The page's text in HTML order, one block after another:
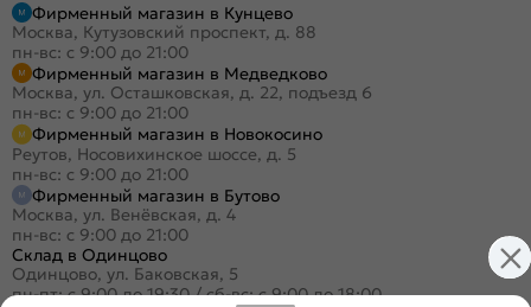
Фирменный магазин в Кунцево
Москва, Кутузовский проспект, д. 88
пн-вс: с 9:00 до 21:00
Фирменный магазин в Медведково
Москва, ул. Осташковская, д. 22, подъезд 6
пн-вс: с 9:00 до 21:00
Фирменный магазин в Новокосино
Реутов, Носовихинское шоссе, д. 5
пн-вс: с 9:00 до 21:00
Фирменный магазин в Бутово
Москва, ул. Венёвская, д. 4
пн-вс: с 9:00 до 21:00
Склад в Одинцово
Одинцово, ул. Баковская, 5
пн-пт: с 9:00 до 19:30/сб-вс: с 9:00 до 18:00